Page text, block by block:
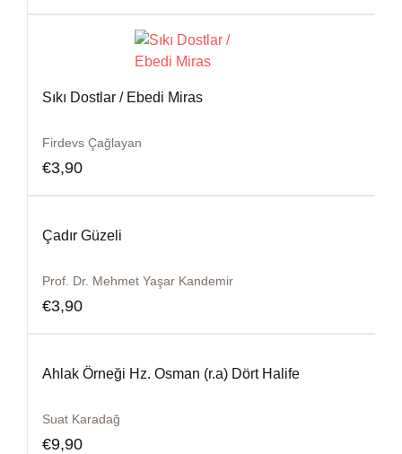
Sıkı Dostlar / Ebedi Miras
Firdevs Çağlayan
€3,90
Çadır Güzeli
Prof. Dr. Mehmet Yaşar Kandemir
€3,90
Ahlak Örneği Hz. Osman (r.a) Dört Halife
Suat Karadağ
€9,90